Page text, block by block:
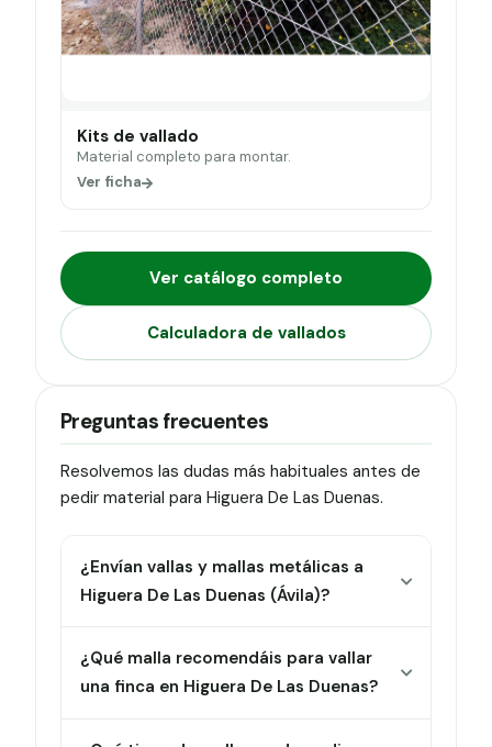
Kits de vallado
Material completo para montar.
Ver ficha
Ver catálogo completo
Calculadora de vallados
Preguntas frecuentes
Resolvemos las dudas más habituales antes de
pedir material para Higuera De Las Duenas.
¿Envían vallas y mallas metálicas a
Higuera De Las Duenas (Ávila)?
¿Qué malla recomendáis para vallar
una finca en Higuera De Las Duenas?